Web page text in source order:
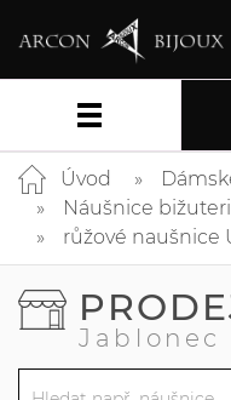
Úvod
Náušnice
růžové naušnice
Jablonec